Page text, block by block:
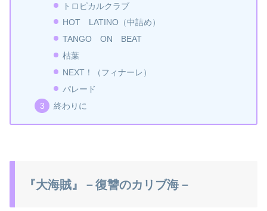
トロピカルクラブ
HOT LATINO（中詰め）
TANGO ON BEAT
枯葉
NEXT！（フィナーレ）
パレード
終わりに
『大海賊』－復讐のカリブ海－